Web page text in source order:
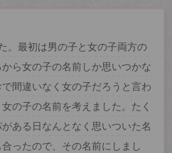
。最初は男の子と女の子両方の
ら女の子の名前しか思いつかな
間違いなく女の子だろうと言わ
の子の名前を考えました。たく
ある日なんとなく思いついた名
ったので、その名前にしまし